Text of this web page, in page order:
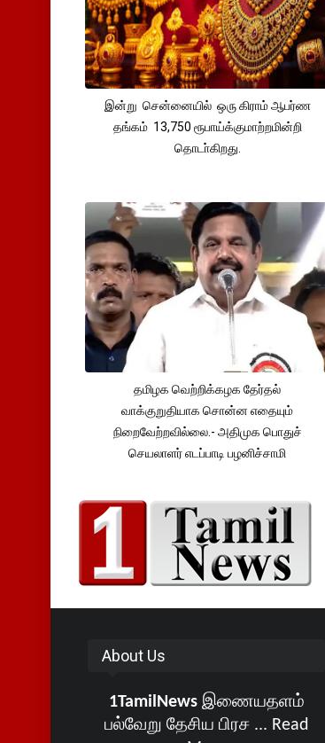
இன்று சென்னையில் ஒரு கிராம் ஆபர்ண
தங்கம் 13,750 ரூபாய்க்குமாற்றமின்றி
தொடா்கிறது.
தமிழக வெற்றிக்கழக தேர்தல்
வாக்குறுதியாக சொன்ன எதையும்
நிறைவேற்றவில்லை.- அதிமுக பொதுச்
செயலாளர் எடப்பாடி பழனிச்சாமி
About Us
1TamilNewsஇணையதளம்
பல்வேறு தேசிய பிரச ... Read